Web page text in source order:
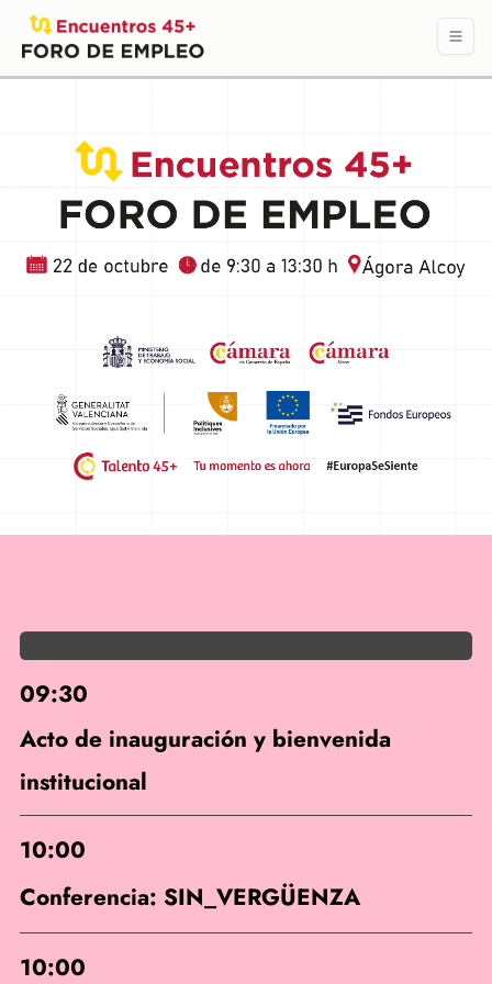
09:30
Acto de inauguración y bienvenida
institucional
10:00
Conferencia: SIN_VERGÜENZA
10:00